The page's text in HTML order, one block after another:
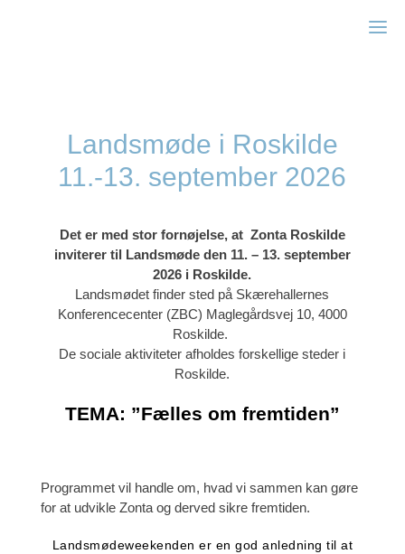
Landsmøde i Roskilde
11.-13. september 2026
Det er med stor fornøjelse, at Zonta Roskilde
inviterer til Landsmøde den 11. – 13. september
2026 i Roskilde.
Landsmødet finder sted på Skærehallernes
Konferencecenter (ZBC) Maglegårdsvej 10, 4000
Roskilde.
De sociale aktiviteter afholdes forskellige steder i
Roskilde.
TEMA: ”Fælles om fremtiden”
Programmet vil handle om, hvad vi sammen kan gøre
for at udvikle Zonta og derved sikre fremtiden.
Landsmødeweekenden er en god anledning til at